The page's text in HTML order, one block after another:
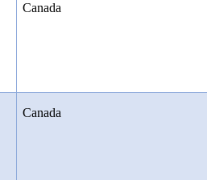
Canada
Canada